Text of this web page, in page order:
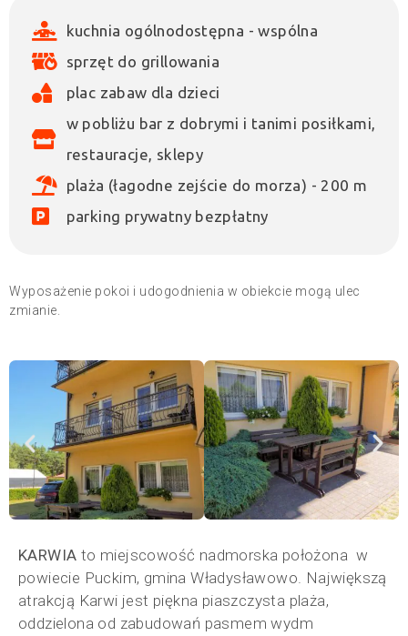
kuchnia ogólnodostępna - wspólna
sprzęt do grillowania
plac zabaw dla dzieci
w pobliżu bar z dobrymi i tanimi posiłkami,
restauracje, sklepy
plaża (łagodne zejście do morza) - 200 m
parking prywatny bezpłatny
Wyposażenie pokoi i udogodnienia w obiekcie mogą ulec
zmianie.
KARWIA to miejscowość nadmorska położona w
powiecie Puckim, gmina Władysławowo. Największą
atrakcją Karwi jest piękna piaszczysta plaża,
oddzielona od zabudowań pasmem wydm